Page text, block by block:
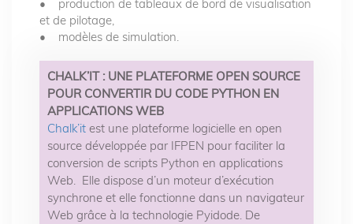
• production de tableaux de bord de visualisation
et de pilotage,
• modèles de simulation.
CHALK’IT : UNE PLATEFORME OPEN SOURCE
POUR CONVERTIR DU CODE PYTHON EN
APPLICATIONS WEB
Chalk’itest une plateforme logicielle en open
source développée par IFPEN pour faciliter la
conversion de scripts Python en applications
Web. Elle dispose d’un moteur d’exécution
synchrone et elle fonctionne dans un navigateur
Web grâce à la technologie Pyidode. De